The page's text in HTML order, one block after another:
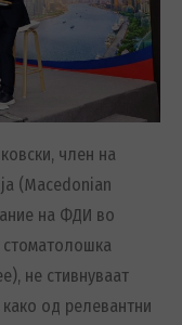
член на
(Macedonian
на ФДИ во
стоматолошка
не стивнуваат
од релевантни